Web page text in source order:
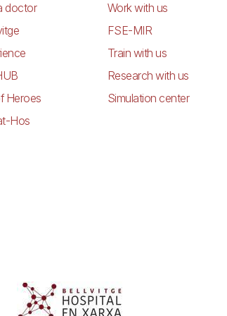
doctor
Heroes
Hos
Work with us
FSE-MIR
Train with us
Research with us
Simulation center